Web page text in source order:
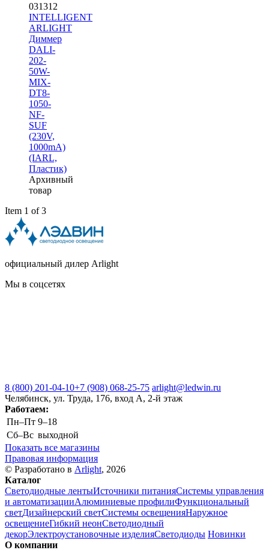
031312
INTELLIGENT
ARLIGHT
Диммер
DALI-
202-
50W-
MIX-
DT8-
1050-
NF-
SUF
(230V,
1000mА)
(IARL,
Пластик)
Архивный
товар
Item 1 of 3
официальный дилер Arlight
Мы в соцсетях
8 (800) 201-04-10+7 (908) 068-25-75 arlight@ledwin.ru
Челябинск, ул. Труда, 176, вход А, 2-й этаж
Работаем:
Пн–Пт 9–18
Сб–Вс выходной
Показать все магазины
Правовая информация
© Разработано в Arlight, 2026
Каталог
Светодиодные лентыИсточники питанияСистемы управления
и автоматизацииАлюминиевые профилиФункциональный
светДизайнерский светСистемы освещенияНаружное
освещениеГибкий неонСветодиодный
декорЭлектроустановочные изделияСветодиоды Новинки
О компании